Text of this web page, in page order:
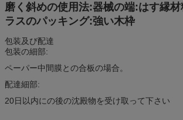
磨く斜めの使用法:器械の端:はす縁
ラスのパッキング:強い木枠
包装及び配達
包装の細部:
ペーパー中間膜との合板の場合。
配達細部:
20日以内にの後の沈殿物を受け取って下さい